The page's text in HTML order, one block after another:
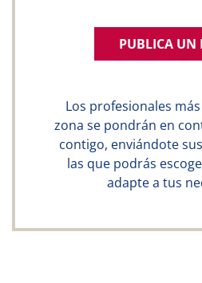
PUBLICA UN
Los profesionales
zona se pondrán en
contigo, enviándote
las que podrás
adapte a tus